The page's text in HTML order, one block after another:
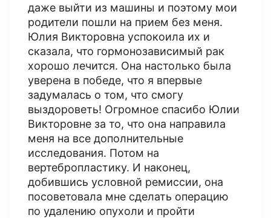
даже выйти из машины и поэтому мои
родители пошли на прием без меня.
Юлия Викторовна успокоила их и
сказала, что гормонозависимый рак
хорошо лечится. Она настолько была
уверена в победе, что я впервые
задумалась о том, что смогу
выздороветь! Огромное спасибо Юлии
Викторовне за то, что она направила
меня на все дополнительные
исследования. Потом на
вертебропластику. И наконец,
добившись условной ремиссии, она
посоветовала мне сделать операцию
по удалению опухоли и пройти